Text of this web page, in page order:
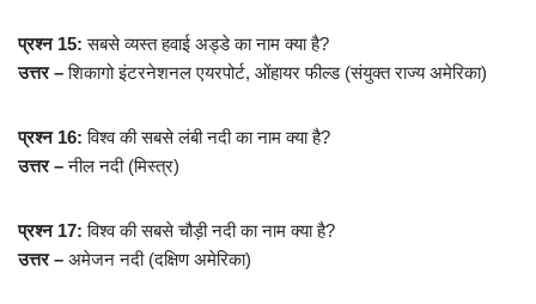
प्रश्न 15: सबसे व्यस्त हवाई अड्डे का नाम क्या है?
उत्तर –शिकागो इंटरनेशनल एयरपोर्ट, ओंहायर फील्ड (संयुक्त राज्य अमेरिका)
प्रश्न 16:विश्व की सबसे लंबी नदी का नाम क्या है?
उत्तर –नील नदी (मिस्त्र)
प्रश्न 17: विश्व की सबसे चौड़ी नदी का नाम क्या है?
उत्तर – अमेजन नदी (दक्षिण अमेरिका)